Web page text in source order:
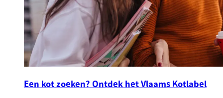
Een kot zoeken? Ontdek het Vlaams Kotlabel